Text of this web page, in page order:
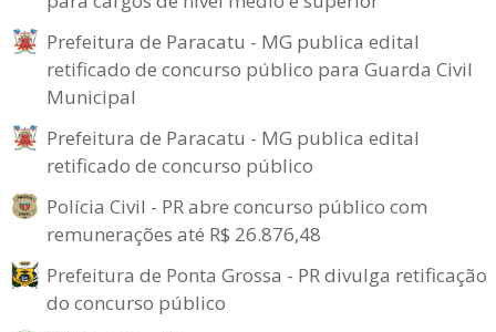
Prefeitura de Paracatu - MG publica edital
retificado de concurso público para Guarda Civil
Municipal
Prefeitura de Paracatu - MG publica edital
retificado de concurso público
Polícia Civil - PR abre concurso público com
remunerações até R$ 26.876,48
Prefeitura de Ponta Grossa - PR divulga retificação
do concurso público